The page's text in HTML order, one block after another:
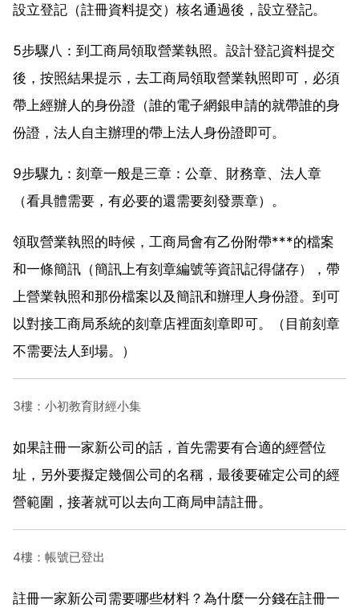
設立登記（註冊資料提交）核名通過後，設立登記。
5步驟八：到工商局領取營業執照。設計登記資料提交
後，按照結果提示，去工商局領取營業執照即可，必須
帶上經辦人的身份證（誰的電子網銀申請的就帶誰的身
份證，法人自主辦理的帶上法人身份證即可。
9步驟九：刻章一般是三章：公章、財務章、法人章
（看具體需要，有必要的還需要刻發票章）。
領取營業執照的時候，工商局會有乙份附帶***的檔案
和一條簡訊（簡訊上有刻章編號等資訊記得儲存），帶
上營業執照和那份檔案以及簡訊和辦理人身份證。到可
以對接工商局系統的刻章店裡面刻章即可。（目前刻章
不需要法人到場。）
3樓：小初教育財經小集
如果註冊一家新公司的話，首先需要有合適的經營位
址，另外要擬定幾個公司的名稱，最後要確定公司的經
營範圍，接著就可以去向工商局申請註冊。
4樓：帳號已登出
註冊一家新公司需要哪些材料？為什麼一分錢在註冊一